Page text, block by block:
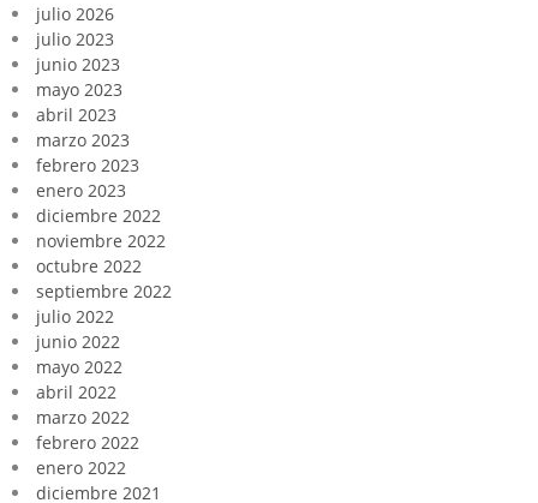
julio 2026
julio 2023
junio 2023
mayo 2023
abril 2023
marzo 2023
febrero 2023
enero 2023
diciembre 2022
noviembre 2022
octubre 2022
septiembre 2022
julio 2022
junio 2022
mayo 2022
abril 2022
marzo 2022
febrero 2022
enero 2022
diciembre 2021